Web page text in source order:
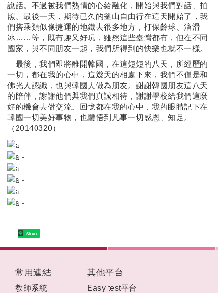
說話。不過被我們熱情的心給融化，開始與我們對話、拍
照。最後一天，期待已久的釜山自由行在這天開始了，我
們搭乘類似像捷運的地鐵去很多地方，打保齡球、溜滑
冰……等，既有趣又好玩，雖然這些臺灣都有，但在不同
國家，與不同朋友一起，我們所得到的快樂也就不一樣。
最後，我們即將離開韓國，在這短短的八天，所經歷的
一切，都在我的心中，這幾天的相處下來，我們不僅是和
佛光人認識，也與韓國人做為朋友。謝謝韓國朋友這八天
的陪伴，謝謝他們與我們真誠相待，謝謝學校給我們這麼
好的機會去做交流。回憶都在我的心中，我的眼睛記下在
韓國一切美好事物，也體悟到凡事一切感恩、知足。
（20140320）
Share
常用連結
教師系統
其他平台
Easy test平台